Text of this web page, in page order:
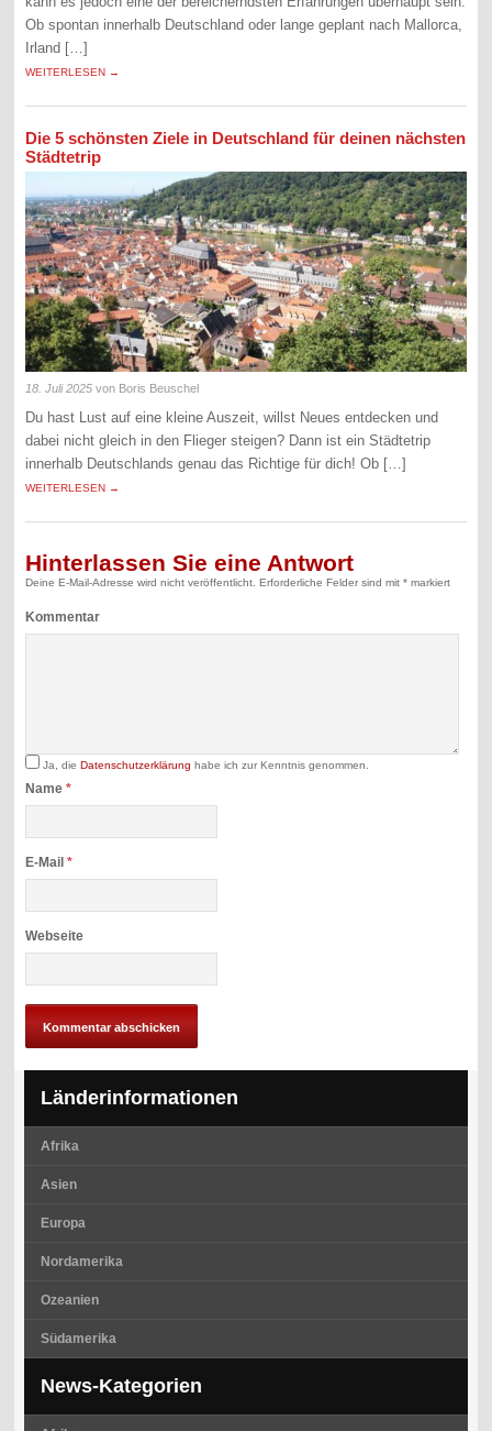
Ob spontan innerhalb Deutschland oder lange geplant nach Mallorca,
Irland […]
WEITERLESEN →
Die 5 schönsten Ziele in Deutschland für deinen nächsten
Städtetrip
18. Juli 2025 von Boris Beuschel
Du hast Lust auf eine kleine Auszeit, willst Neues entdecken und
dabei nicht gleich in den Flieger steigen? Dann ist ein Städtetrip
innerhalb Deutschlands genau das Richtige für dich! Ob […]
WEITERLESEN →
Hinterlassen Sie eine Antwort
Deine E-Mail-Adresse wird nicht veröffentlicht. Erforderliche Felder sind mit* markiert
Kommentar
Ja, dieDatenschutzerklärung habe ich zur Kenntnis genommen.
Name*
E-Mail*
Webseite
Länderinformationen
Afrika
Asien
Europa
Nordamerika
Ozeanien
Südamerika
News-Kategorien